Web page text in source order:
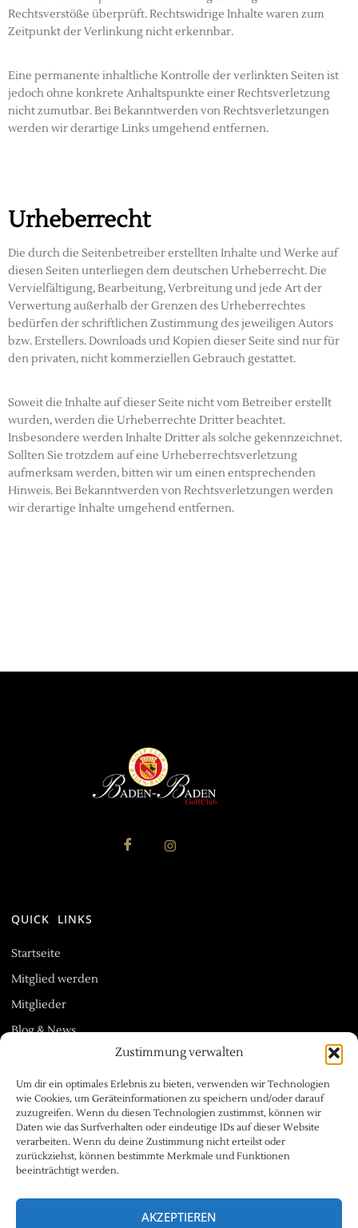
Zustimmung verwalten
Um dir ein optimales Erlebnis zu bieten, verwenden wir Technologien
wie Cookies, um Geräteinformationen zu speichern und/oder darauf
zuzugreifen. Wenn du diesen Technologien zustimmst, können wir
Daten wie das Surfverhalten oder eindeutige IDs auf dieser Website
verarbeiten. Wenn du deine Zustimmung nicht erteilst oder
zurückziehst, können bestimmte Merkmale und Funktionen
beeinträchtigt werden.
AKZEPTIEREN
Rechtsverstöße überprüft. Rechtswidrige Inhalte waren zum
Zeitpunkt der Verlinkung nicht erkennbar.
Eine permanente inhaltliche Kontrolle der verlinkten Seiten ist
jedoch ohne konkrete Anhaltspunkte einer Rechtsverletzung
nicht zumutbar. Bei Bekanntwerden von Rechtsverletzungen
werden wir derartige Links umgehend entfernen.
Urheberrecht
Die durch die Seitenbetreiber erstellten Inhalte und Werke auf
diesen Seiten unterliegen dem deutschen Urheberrecht. Die
Vervielfältigung, Bearbeitung, Verbreitung und jede Art der
Verwertung außerhalb der Grenzen des Urheberrechtes
bedürfen der schriftlichen Zustimmung des jeweiligen Autors
bzw. Erstellers. Downloads und Kopien dieser Seite sind nur für
den privaten, nicht kommerziellen Gebrauch gestattet.
Soweit die Inhalte auf dieser Seite nicht vom Betreiber erstellt
wurden, werden die Urheberrechte Dritter beachtet.
Insbesondere werden Inhalte Dritter als solche gekennzeichnet.
Sollten Sie trotzdem auf eine Urheberrechtsverletzung
aufmerksam werden, bitten wir um einen entsprechenden
Hinweis. Bei Bekanntwerden von Rechtsverletzungen werden
wir derartige Inhalte umgehend entfernen.
QUICK LINKS
Startseite
Mitglied werden
Mitglieder
Blog & News
NÜTZLICHE LINKS
Impressum